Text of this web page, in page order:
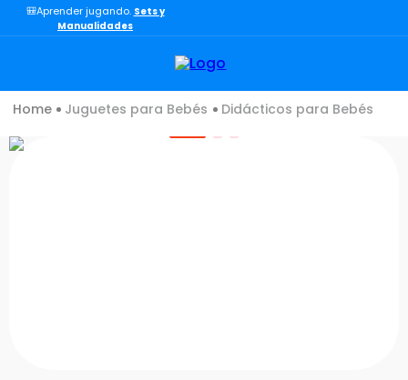
🎒Aprender jugando. Sets y
Manualidades
Juguetes para Bebés Didácticos para Bebés
TÉRMINOS MÁS BUSCADOS
3.
carro
4